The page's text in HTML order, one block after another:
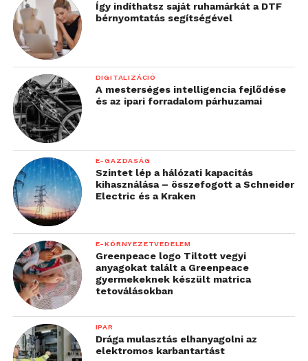
Így indíthatsz saját ruhamárkát a DTF
bérnyomtatás segítségével
DIGITALIZÁCIÓ
A mesterséges intelligencia fejlődése
és az ipari forradalom párhuzamai
E-GAZDASÁG
Szintet lép a hálózati kapacitás
kihasználása – összefogott a Schneider
Electric és a Kraken
E-KÖRNYEZETVÉDELEM
Greenpeace logo Tiltott vegyi
anyagokat talált a Greenpeace
gyermekeknek készült matrica
tetoválásokban
IPAR
Drága mulasztás elhanyagolni az
elektromos karbantartást